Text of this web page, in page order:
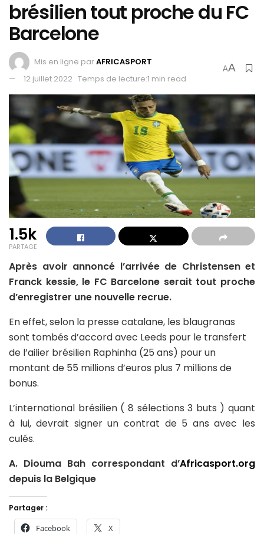
brésilien tout proche du FC
Barcelone
Mis en ligne parAFRICASPORT
12 juillet 2022 Temps de lecture:1 min read
AA
1.5k
PARTAGE
Après avoir annoncé l’arrivée de Christensen et
Franck kessie, le FC Barcelone serait tout proche
d’enregistrer une nouvelle recrue.
En effet, selon la presse catalane, les blaugranas
sont tombés d’accord avec Leeds pour le transfert
de l’ailier brésilien Raphinha (25 ans) pour un
montant de 55 millions d’euros plus 7 millions de
bonus.
L’international brésilien ( 8 sélections 3 buts ) quant
à lui, devrait signer un contrat de 5 ans avec les
culés.
A. Diouma Bah correspondant d’Africasport.org
depuis la Belgique
Partager :
Facebook X